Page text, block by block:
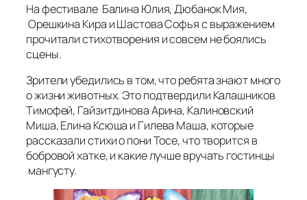
На фестивале Балина Юлия, Дюбанок Мия,
Орешкина Кира и Шастова Софья с выражением
прочитали стихотворения и совсем не боялись
сцены.
Зрители убедились в том, что ребята знают много
о жизни животных. Это подтвердили Калашников
Тимофей, Гайзитдинова Арина, Калиновский
Миша, Елина Ксюша и Гилева Маша, которые
рассказали стихи о пони Тосе, что творится в
бобровой хатке, и какие лучше вручать гостинцы
мангусту.